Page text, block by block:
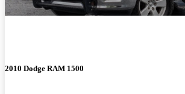
2010 Dodge RAM 1500